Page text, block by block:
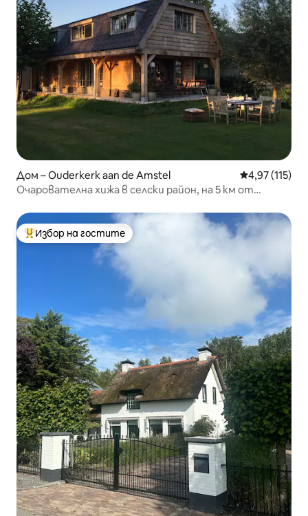
Дом – Ouderkerk aan de Amstel Средна
4,97 (115)
Очарователна хижа в селски район, на 5 км от
Най-популярен избор на гостите
Избор на гостите